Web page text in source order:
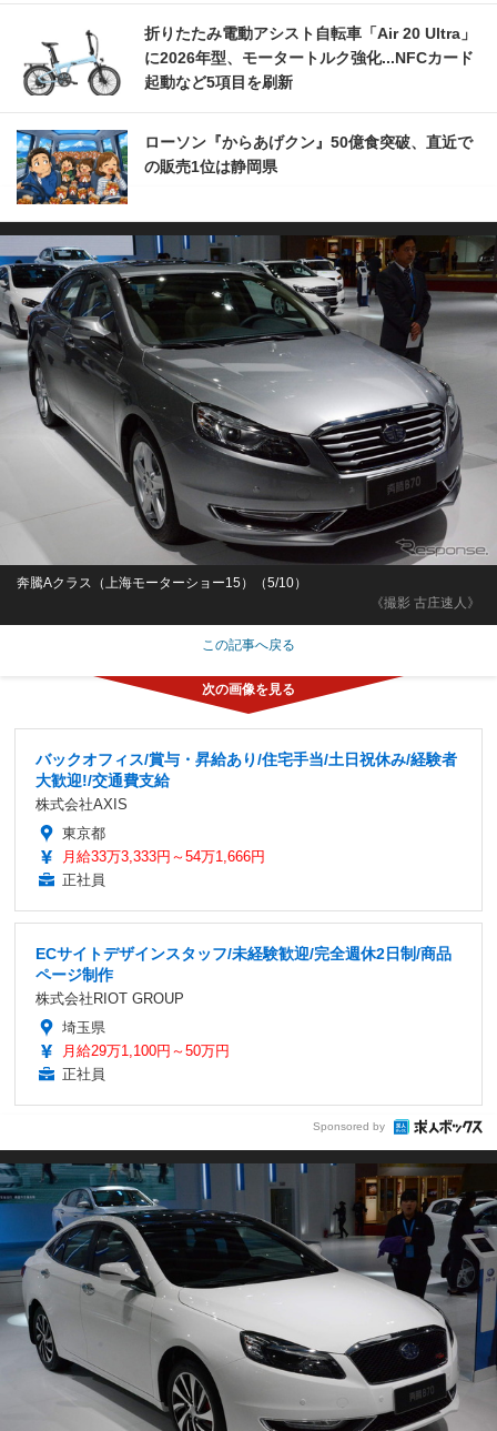
折りたたみ電動アシスト自転車「Air 20 Ultra」
に2026年型、モータートルク強化...NFCカード
起動など5項目を刷新
ローソン『からあげクン』50億食突破、直近で
の販売1位は静岡県
《撮影 古庄速人》
奔騰Aクラス（上海モーターショー15）（5/10）
この記事へ戻る
バックオフィス/賞与・昇給あり/住宅手当/土日祝休み/経験者
大歓迎!/交通費支給
株式会社AXIS
東京都
月給33万3,333円～54万1,666円
正社員
ECサイトデザインスタッフ/未経験歓迎/完全週休2日制/商品
ページ制作
株式会社RIOT GROUP
埼玉県
月給29万1,100円～50万円
正社員
Sponsored by